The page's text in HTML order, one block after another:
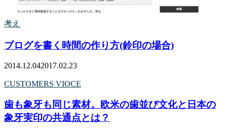
考え
ブログを書く時間の作り方(鈴印の場合)
2014.12.042017.02.23
CUSTOMERS VIOCE
歯も象牙も同じ素材。欧米の歯並び文化と日本の
象牙実印の共通点とは？